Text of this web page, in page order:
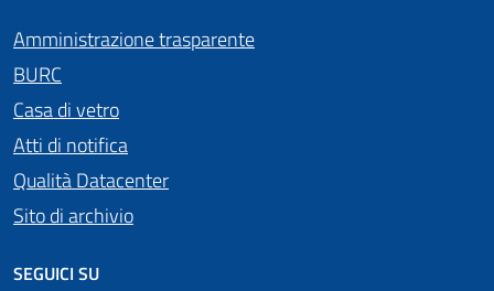
Amministrazione trasparente
BURC
Casa di vetro
Atti di notifica
Qualità Datacenter
Sito di archivio
SEGUICI SU